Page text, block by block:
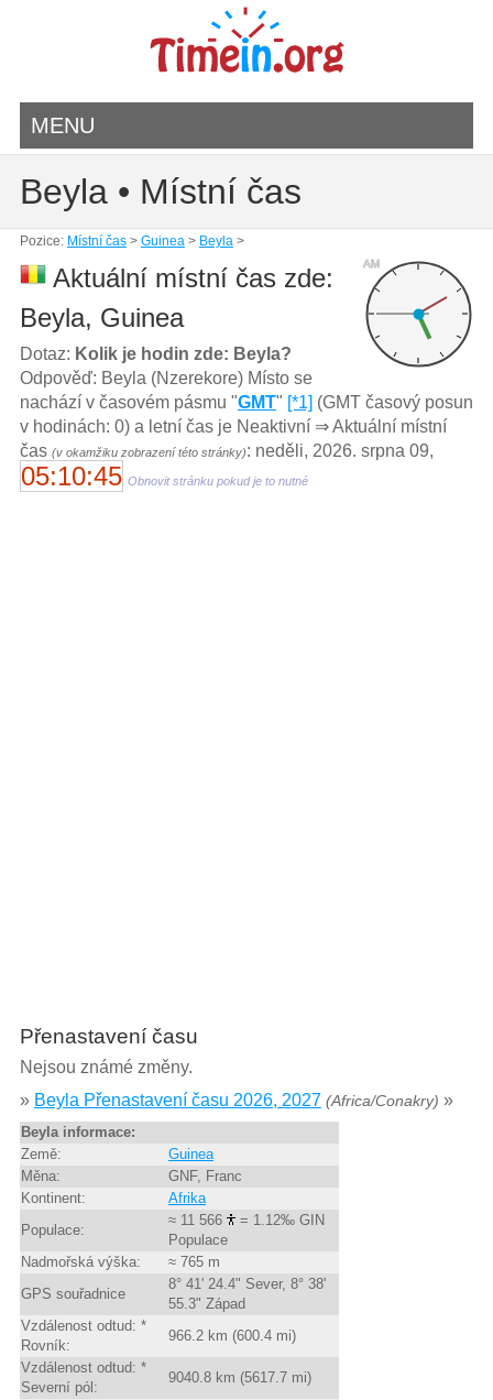
MENU
Beyla • Místní čas
Pozice: Místní čas> Guinea> Beyla>
AM
Aktuální místní čas zde:
Beyla, Guinea
Dotaz: Kolik je hodin zde: Beyla?
Odpověď: Beyla (Nzerekore) Místo se
nachází v časovém pásmu "GMT" [*1] (GMT časový posun
v hodinách: 0) a letní čas je Neaktivní ⇒ Aktuální místní
čas (v okamžiku zobrazení této stránky): neděli, 2026. srpna 09,
05:10:45 Obnovit stránku pokud je to nutné
Přenastavení času
Nejsou známé změny.
» Beyla Přenastavení času 2026, 2027 (Africa/Conakry) »
Beyla informace:
Země:
Guinea
Měna:
GNF, Franc
Kontinent:
Afrika
Populace:
≈ 11 566
= 1.12‰ GIN
Populace
Nadmořská výška:
≈ 765 m
GPS souřadnice
8° 41' 24.4" Sever, 8° 38'
55.3" Západ
Vzdálenost odtud: *
Rovník:
966.2 km (600.4 mi)
Vzdálenost odtud: *
Severní pól:
9040.8 km (5617.7 mi)